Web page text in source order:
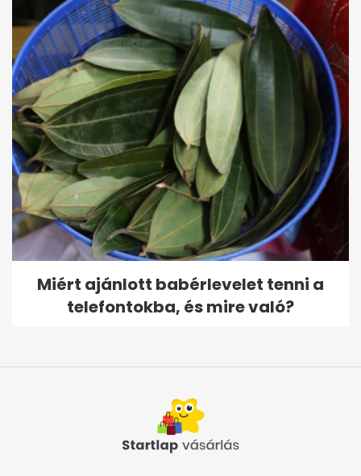
Miért ajánlott babérlevelet tenni a
telefontokba, és mire való?